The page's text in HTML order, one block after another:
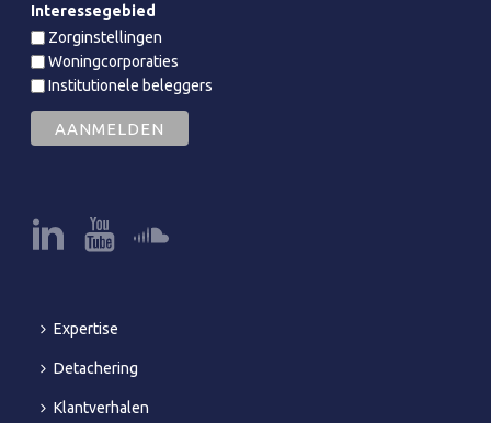
Interessegebied
Zorginstellingen
Woningcorporaties
Institutionele beleggers
Expertise
Detachering
Klantverhalen